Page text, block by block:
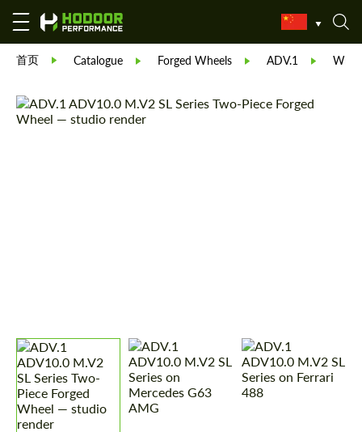
首页 Catalogue Forged Wheels ADV.1